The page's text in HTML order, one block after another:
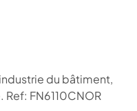
du bâtiment,
FN6110CNOR